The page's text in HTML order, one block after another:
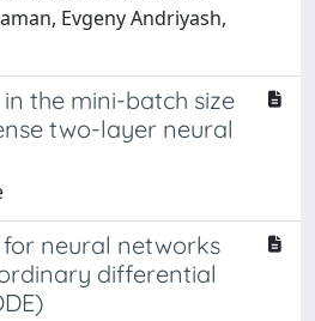
Evgeny Andriyash,
the mini-batch size
two-layer neural
neural networks
differential